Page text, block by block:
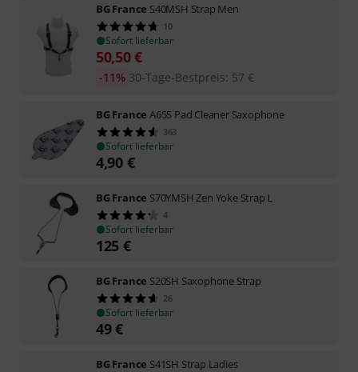
BG France S40MSH Strap Men
10
Sofort lieferbar
50,50€
30-Tage-Bestpreis: 57 €
-11%
BG France A65S Pad Cleaner Saxophone
363
Sofort lieferbar
4,90 €
BG France S70YMSH Zen Yoke Strap L
4
Sofort lieferbar
125 €
BG France S20SH Saxophone Strap
26
Sofort lieferbar
49€
BG France S41SH Strap Ladies